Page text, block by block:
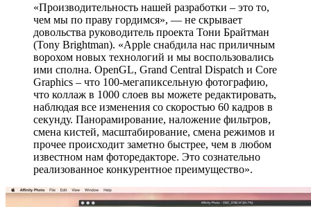
«Производительность нашей разработки – это то,
чем мы по праву гордимся», — не скрывает
довольства руководитель проекта Тони Брайтман
(Tony Brightman). «Apple снабдила нас приличным
ворохом новых технологий и мы воспользовались
ими сполна. OpenGL, Grand Central Dispatch и Core
Graphics – что 100-мегапиксельную фотографию,
что коллаж в 1000 слоев вы можете редактировать,
наблюдая все изменения со скоростью 60 кадров в
секунду. Панорамирование, наложение фильтров,
смена кистей, масштабирование, смена режимов и
прочее происходит заметно быстрее, чем в любом
известном нам фоторедакторе. Это сознательно
реализованное конкурентное преимущество».